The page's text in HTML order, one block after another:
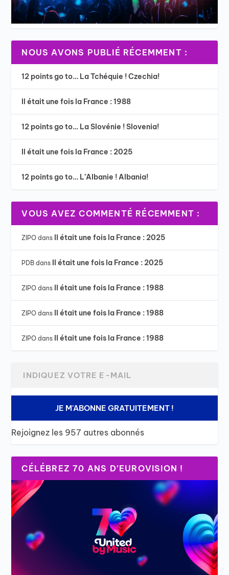
NOUS AVONS PUBLIÉ RÉCEMMENT :
12 points go to… La Tchéquie ! Czechia!
Il était une fois la France : 1988
12 points go to… La Slovénie ! Slovenia!
Il était une fois la France : 2025
12 points go to… L’Albanie ! Albania!
VOUS AVEZ COMMENTÉ RÉCEMMENT :
ZIPO dans Il était une fois la France : 2025
PDB dans Il était une fois la France : 2025
ZIPO dans Il était une fois la France : 1988
ZIPO dans Il était une fois la France : 1988
ZIPO dans Il était une fois la France : 1988
JE M'ABONNE GRATUITEMENT !
Rejoignez les 957 autres abonnés
CÉLÉBREZ 70 ANS D’EUROVISION !